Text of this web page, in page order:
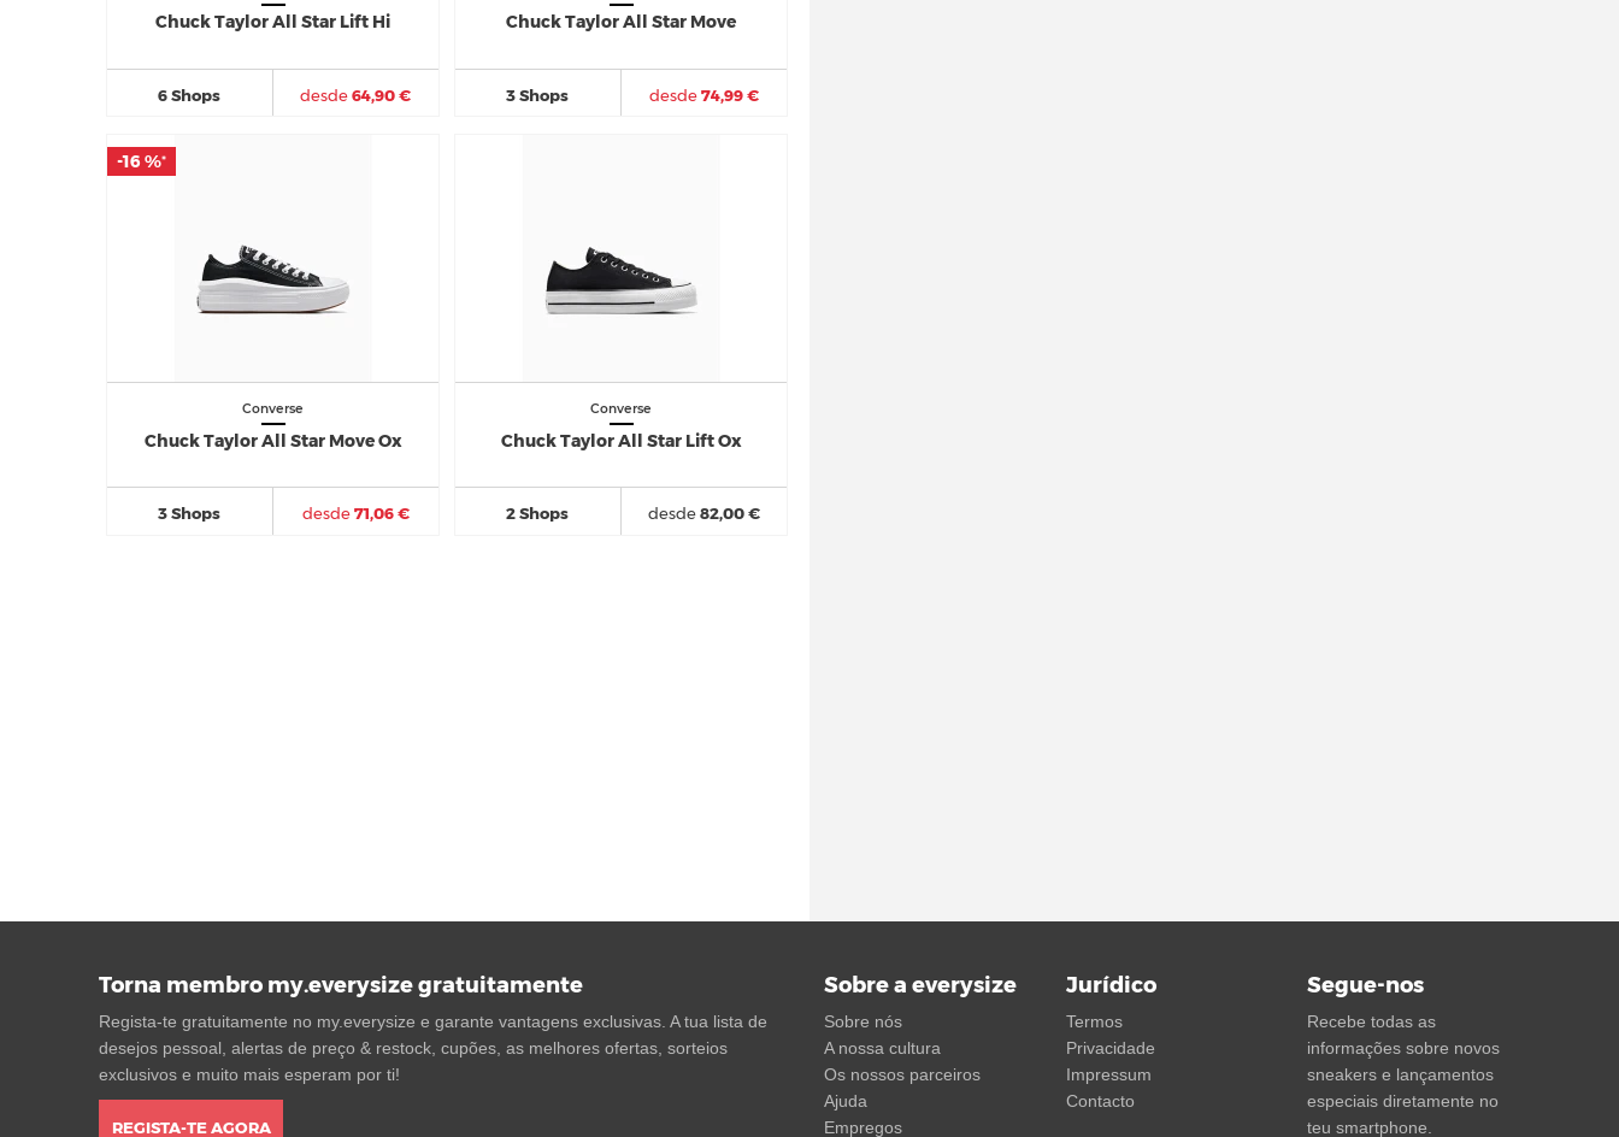
Chuck Taylor All Star Lift Hi
6 Shops desde64,90 €
Chuck Taylor All Star Move
3 Shops desde74,99 €
Converse
Chuck Taylor All Star Move Ox
3 Shops desde71,06 €
-16 %*
-16 %*
Converse
Chuck Taylor All Star Lift Ox
2 Shops desde82,00 €
Torna membro my.everysize gratuitamente
Regista-te gratuitamente no my.everysize e garante vantagens exclusivas. A tua lista de
desejos pessoal, alertas de preço & restock, cupões, as melhores ofertas, sorteios
exclusivos e muito mais esperam por ti!
REGISTA-TE AGORA
Sobre a everysize
Sobre nós
A nossa cultura
Os nossos parceiros
Ajuda
Empregos
Jurídico
Termos
Privacidade
Impressum
Contacto
Segue-nos
Recebe todas as
informações sobre novos
sneakers e lançamentos
especiais diretamente no
teu smartphone.